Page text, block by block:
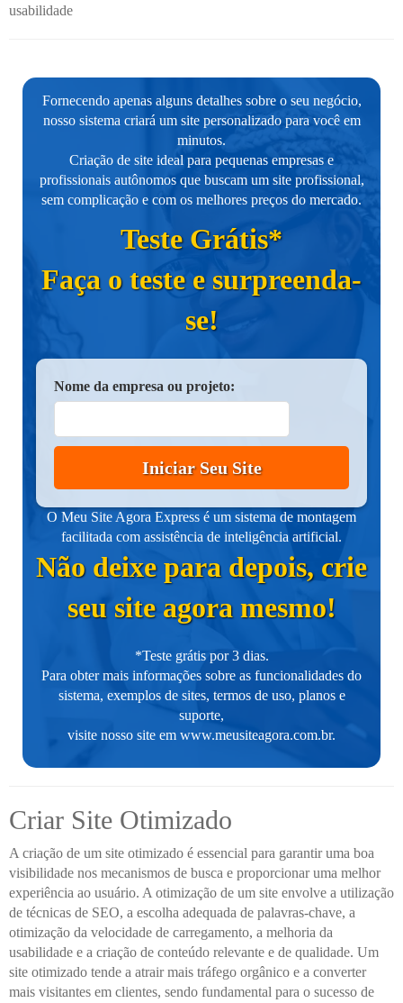
usabilidade
Fornecendo apenas alguns detalhes sobre o seu negócio,
nosso sistema criará um site personalizado para você em
minutos.
Criação de site ideal para pequenas empresas e
profissionais autônomos que buscam um site profissional,
sem complicação e com os melhores preços do mercado.
Teste Grátis*
Faça o teste e surpreenda-
se!
Nome da empresa ou projeto:
Iniciar Seu Site
O Meu Site Agora Express é um sistema de montagem
facilitada com assistência de inteligência artificial.
Não deixe para depois, crie
seu site agora mesmo!
*Teste grátis por 3 dias.
Para obter mais informações sobre as funcionalidades do
sistema, exemplos de sites, termos de uso, planos e
suporte,
visite nosso site em www.meusiteagora.com.br.
Criar Site Otimizado
A criação de um site otimizado é essencial para garantir uma boa
visibilidade nos mecanismos de busca e proporcionar uma melhor
experiência ao usuário. A otimização de um site envolve a utilização
de técnicas de SEO, a escolha adequada de palavras-chave, a
otimização da velocidade de carregamento, a melhoria da
usabilidade e a criação de conteúdo relevante e de qualidade. Um
site otimizado tende a atrair mais tráfego orgânico e a converter
mais visitantes em clientes, sendo fundamental para o sucesso de